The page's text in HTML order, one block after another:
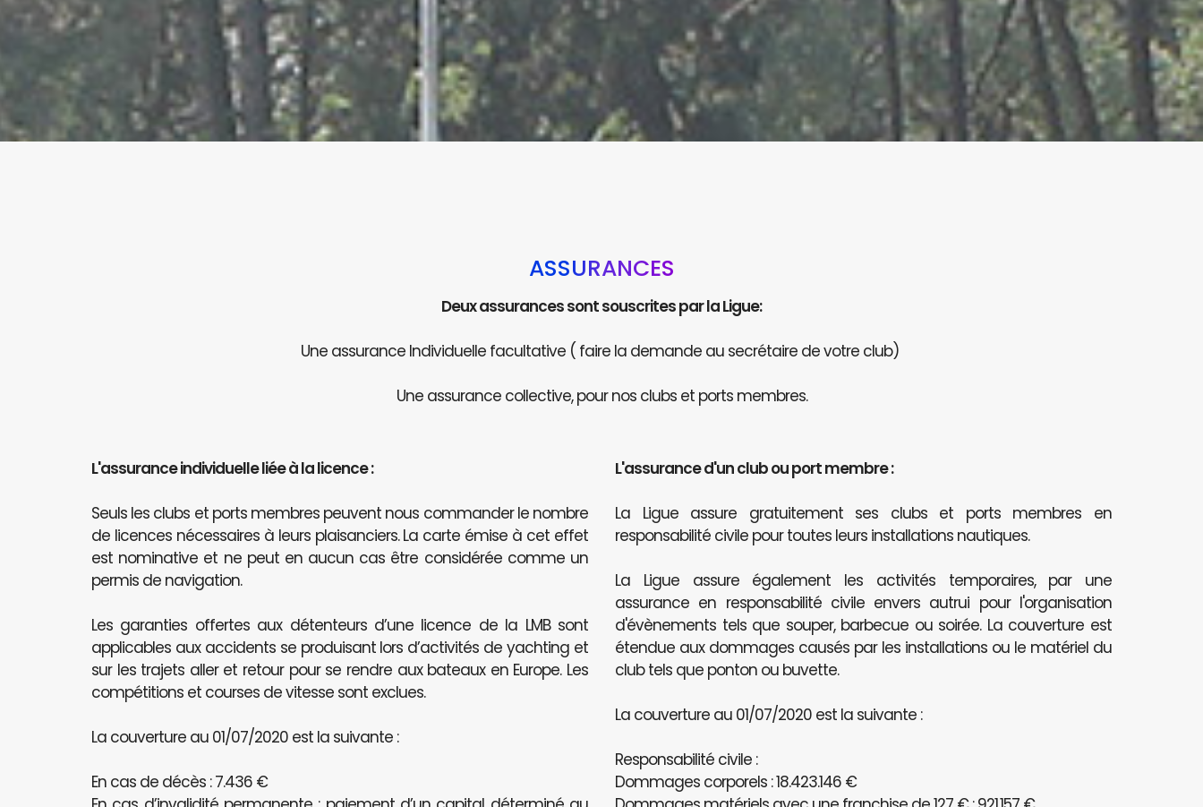
ASSURANCES
Deux assurances sont souscrites par la Ligue:
Une assurance Individuelle facultative ( faire la demande au secrétaire de votre club)
Une assurance collective, pour nos clubs et ports membres.
L'assurance individuelle liée à la licence :
Seuls les clubs et ports membres peuvent nous commander le nombre
de licences nécessaires à leurs plaisanciers. La carte émise à cet effet
est nominative et ne peut en aucun cas être considérée comme un
permis de navigation.
Les garanties offertes aux détenteurs d’une licence de la LMB sont
applicables aux accidents se produisant lors d’activités de yachting et
sur les trajets aller et retour pour se rendre aux bateaux en Europe. Les
compétitions et courses de vitesse sont exclues.
La couverture au 01/07/2020 est la suivante :
En cas de décès : 7.436 €
L'assurance d'un club ou port membre :
La Ligue assure gratuitement ses clubs et ports membres en
responsabilité civile pour toutes leurs installations nautiques.
La Ligue assure également les activités temporaires, par une
assurance en responsabilité civile envers autrui pour l'organisation
d'évènements tels que souper, barbecue ou soirée. La couverture est
étendue aux dommages causés par les installations ou le matériel du
club tels que ponton ou buvette.
La couverture au 01/07/2020 est la suivante :
Responsabilité civile :
Dommages corporels : 18.423.146 €